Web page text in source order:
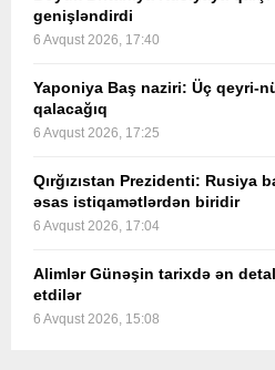
genişləndirdi
6 Avqust 2026, 17:40
Yaponiya Baş naziri: Üç qeyri-
qalacağıq
6 Avqust 2026, 17:25
Qırğızıstan Prezidenti: Rusiya
əsas istiqamətlərdən biridir
6 Avqust 2026, 17:04
Alimlər Günəşin tarixdə ən
etdilər
6 Avqust 2026, 15:08